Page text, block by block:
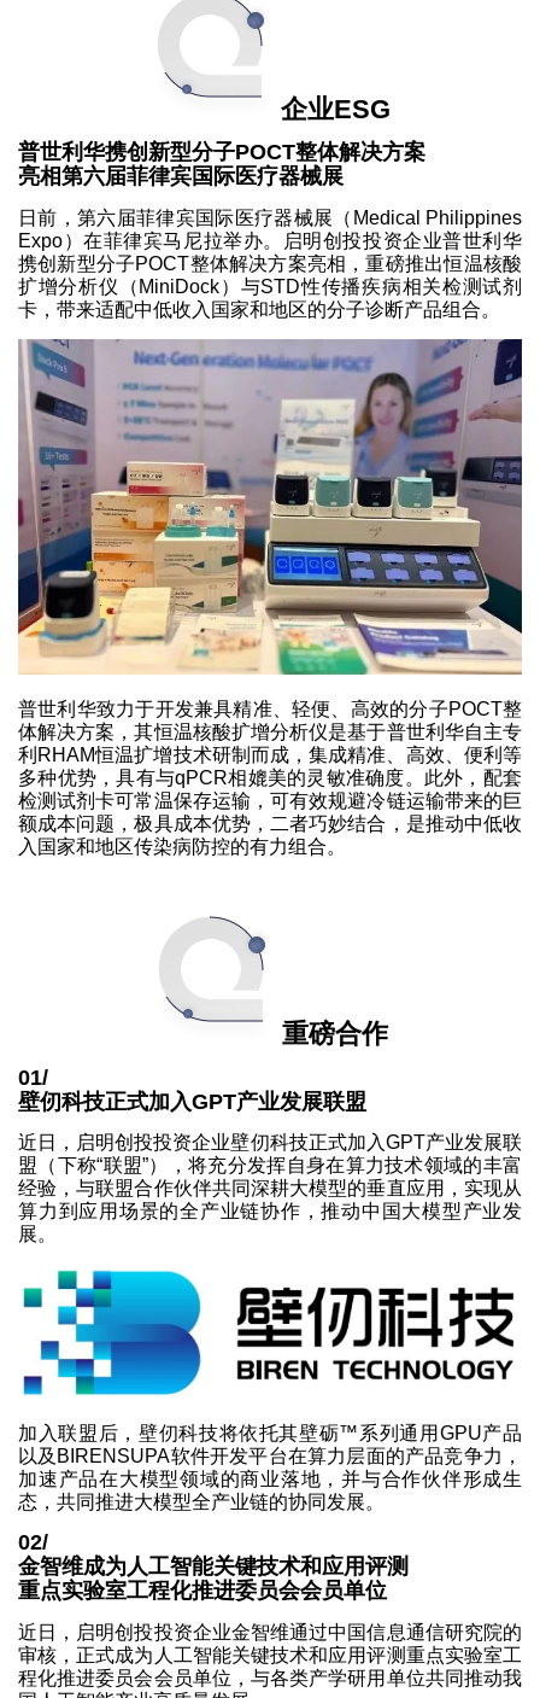
企业ESG
普世利华携创新型分子POCT整体解决方案
亮相第六届菲律宾国际医疗器械展
日前，第六届菲律宾国际医疗器械展（Medical Philippines
Expo）在菲律宾马尼拉举办。启明创投投资企业普世利华
携创新型分子POCT整体解决方案亮相，重磅推出恒温核酸
扩增分析仪（MiniDock）与STD性传播疾病相关检测试剂
卡，带来适配中低收入国家和地区的分子诊断产品组合。
普世利华致力于开发兼具精准、轻便、高效的分子POCT整
体解决方案，其恒温核酸扩增分析仪是基于普世利华自主专
利RHAM恒温扩增技术研制而成，集成精准、高效、便利等
多种优势，具有与qPCR相媲美的灵敏准确度。此外，配套
检测试剂卡可常温保存运输，可有效规避冷链运输带来的巨
额成本问题，极具成本优势，二者巧妙结合，是推动中低收
入国家和地区传染病防控的有力组合。
重磅合作
01/
壁仞科技正式加入GPT产业发展联盟
近日，启明创投投资企业壁仞科技正式加入GPT产业发展联
盟（下称“联盟”），将充分发挥自身在算力技术领域的丰富
经验，与联盟合作伙伴共同深耕大模型的垂直应用，实现从
算力到应用场景的全产业链协作，推动中国大模型产业发
展。
加入联盟后，壁仞科技将依托其壁砺™系列通用GPU产品
以及BIRENSUPA软件开发平台在算力层面的产品竞争力，
加速产品在大模型领域的商业落地，并与合作伙伴形成生
态，共同推进大模型全产业链的协同发展。
02/
金智维成为人工智能关键技术和应用评测
重点实验室工程化推进委员会会员单位
近日，启明创投投资企业金智维通过中国信息通信研究院的
审核，正式成为人工智能关键技术和应用评测重点实验室工
程化推进委员会会员单位，与各类产学研用单位共同推动我